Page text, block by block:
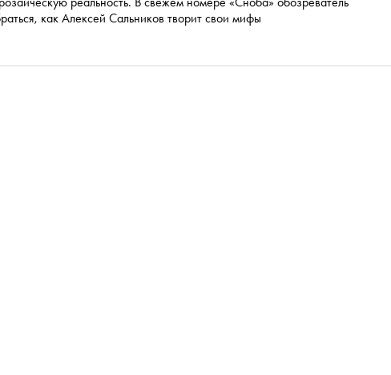
как Алексей Сальников творит свои мифы